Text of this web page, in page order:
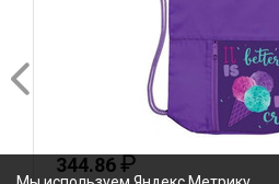
344.86₽